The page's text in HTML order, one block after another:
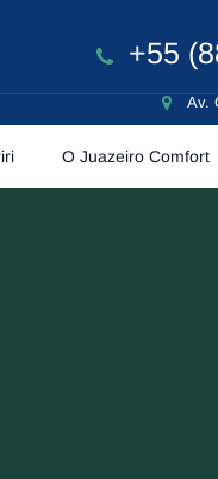
+55
Av.
O Juazeiro Comfort